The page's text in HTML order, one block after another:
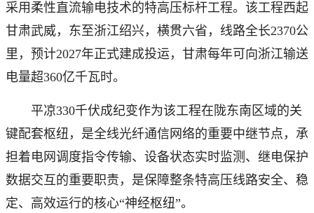
采用柔性直流输电技术的特高压标杆工程。该工程西起
甘肃武威，东至浙江绍兴，横贯六省，线路全长2370公
里，预计2027年正式建成投运，甘肃每年可向浙江输送
电量超360亿千瓦时。
平凉330千伏成纪变作为该工程在陇东南区域的关
键配套枢纽，是全线光纤通信网络的重要中继节点，承
担着电网调度指令传输、设备状态实时监测、继电保护
数据交互的重要职责，是保障整条特高压线路安全、稳
定、高效运行的核心“神经枢纽”。